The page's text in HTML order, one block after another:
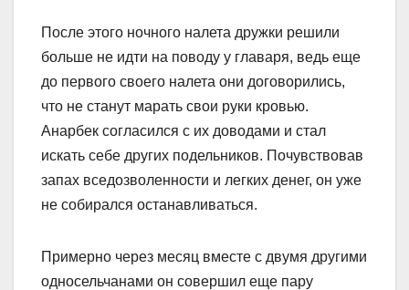
После этого ночного налета дружки решили
больше не идти на поводу у главаря, ведь еще
до первого своего налета они договорились,
что не станут марать свои руки кровью.
Анарбек согласился с их доводами и стал
искать себе других подельников. Почувствовав
запах вседозволенности и легких денег, он уже
не собирался останавливаться.
Примерно через месяц вместе с двумя другими
односельчанами он совершил еще пару